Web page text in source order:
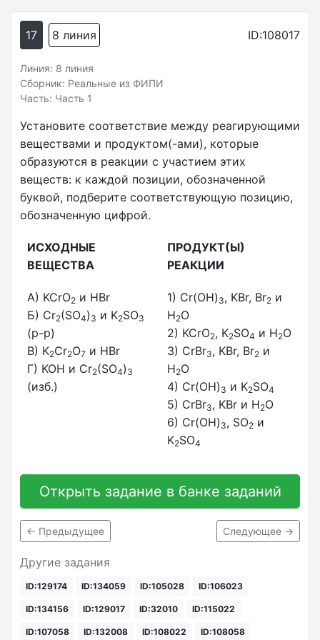
17 8 линия ID:108017
Линия: 8 линия
Сборник: Реальные из ФИПИ
Часть: Часть 1
Установите соответствие между реагирующими
веществами и продуктом(-ами), которые
образуются в реакции с участием этих
веществ: к каждой позиции, обозначенной
буквой, подберите соответствующую позицию,
обозначенную цифрой.
ИСХОДНЫЕ
ВЕЩЕСТВА
ПРОДУКТ(Ы)
РЕАКЦИИ
A) KCrO2 и HBr
Б) Cr2(SO4) 3 и K2SO3
(р-р)
В) K2Cr2O7 и HBr
Г) KOH и Cr2(SO4) 3
(изб.)
1) Cr(OH) 3, KBr, Br2 и
H2O
2) KCrO2, K2SO4 и H2O
3) CrBr3, KBr, Br2 и
H2O
4) Cr(OH) 3 и K2SO4
5) CrBr3, KBr и H2O
6) Cr(OH) 3, SO2 и
K2SO4
Открыть задание в банке заданий
← Предыдущее Следующее →
Другие задания
ID:129174 ID:134059 ID:105028 ID:106023
ID:134156 ID:129017 ID:32010 ID:115022
ID:107058 ID:132008 ID:108022 ID:108058